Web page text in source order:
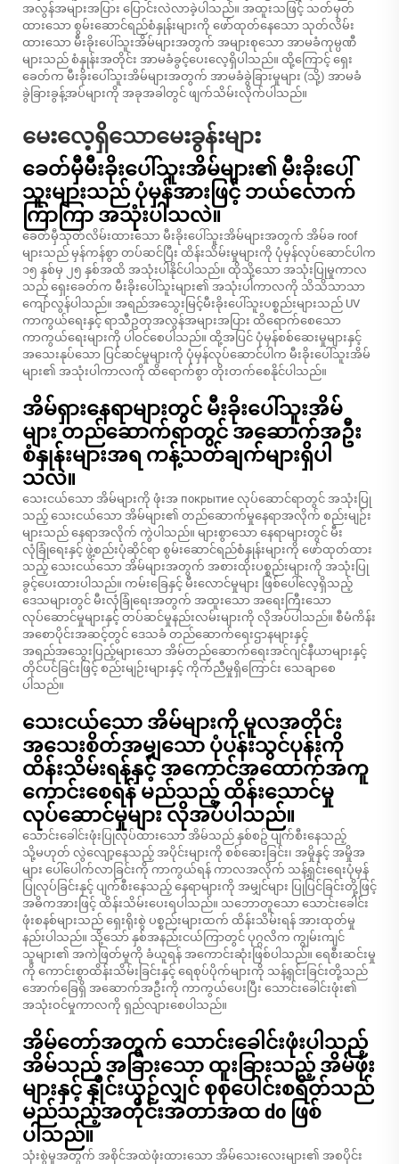
အလွန်အများအပြား ပြောင်းလဲလာခဲ့ပါသည်။ အထူးသဖြင့် သတ်မှတ်
ထားသော စွမ်းဆောင်ရည်စံနှုန်းများကို ဖော်ထုတ်နေသော သုတ်လိမ်း
ထားသော မီးခိုးပေါ်သူးအိမ်များအတွက် အများစုသော အာမခံကုမ္ပဏီ
များသည် စံနှုန်းအတိုင်း အာမခံခွင့်ပေးလေ့ရှိပါသည်။ ထို့ကြောင့် ရှေး
ခေတ်က မီးခိုးပေါ်သူးအိမ်များအတွက် အာမခံခွဲခြားမှုများ (သို့) အာမခံ
ခွဲခြားခွန့်အပ်များကို အခုအခါတွင် ဖျက်သိမ်းလိုက်ပါသည်။
မေးလေ့ရှိသောမေးခွန်းများ
ခေတ်မှီမီးခိုးပေါ်သူးအိမ်များ၏ မီးခိုးပေါ်
သူးများသည် ပုံမှန်အားဖြင့် ဘယ်လောက်
ကြာကြာ အသုံးပါသလဲ။
ခေတ်မှီသုတ်လိမ်းထားသော မီးခိုးပေါ်သူးအိမ်များအတွက် အိမ်ခ roof
များသည် မှန်ကန်စွာ တပ်ဆင်ပြီး ထိန်းသိမ်းမှုများကို ပုံမှန်လုပ်ဆောင်ပါက
၁၅ နှစ်မှ ၂၅ နှစ်အထိ အသုံးပါနိုင်ပါသည်။ ထိုသို့သော အသုံးပြုမှုကာလ
သည် ရှေးခေတ်က မီးခိုးပေါ်သူးများ၏ အသုံးပါကာလကို သိသိသာသာ
ကျော်လွန်ပါသည်။ အရည်အသွေးမြင့်မီးခိုးပေါ်သူးပစ္စည်းများသည် UV
ကာကွယ်ရေးနှင့် ရာသီဥတုအလွန်အများအပြား ထိရောက်စေသော
ကာကွယ်ရေးများကို ပါဝင်စေပါသည်။ ထို့အပြင် ပုံမှန်စစ်ဆေးမှုများနှင့်
အသေးနုပ်သော ပြင်ဆင်မှုများကို ပုံမှန်လုပ်ဆောင်ပါက မီးခိုးပေါ်သူးအိမ်
များ၏ အသုံးပါကာလကို ထိရောက်စွာ တိုးတက်စေနိုင်ပါသည်။
အိမ်ရှားနေရာများတွင် မီးခိုးပေါ်သူးအိမ်
များ တည်ဆောက်ရာတွင် အဆောက်အဦး
စံနှုန်းများအရ ကန့်သတ်ချက်များရှိပါ
သလဲ။
သေးငယ်သော အိမ်များကို ဖုံးအ покрытие လုပ်ဆောင်ရာတွင် အသုံးပြု
သည့် သေးငယ်သော အိမ်များ၏ တည်ဆောက်မှုနေရာအလိုက် စည်းမျဉ်း
များသည် နေရာအလိုက် ကွဲပါသည်။ များစွာသော နေရာများတွင် မီး
လုံခြုံရေးနှင့် ဖွဲ့စည်းပုံဆိုင်ရာ စွမ်းဆောင်ရည်စံနှုန်းများကို ဖော်ထုတ်ထား
သည့် သေးငယ်သော အိမ်များအတွက် အစားထိုးပစ္စည်းများကို အသုံးပြု
ခွင့်ပေးထားပါသည်။ ကမ်းခြေနှင့် မီးလောင်မှုများ ဖြစ်ပေါ်လေ့ရှိသည့်
ဒေသများတွင် မီးလုံခြုံရေးအတွက် အထူးသော အရေးကြီးသော
လုပ်ဆောင်မှုများနှင့် တပ်ဆင်မှုနည်းလမ်းများကို လိုအပ်ပါသည်။ စီမံကိန်း
အစောပိုင်းအဆင့်တွင် ဒေသခံ တည်ဆောက်ရေးဌာနများနှင့်
အရည်အသွေးပြည့်များသော အိမ်တည်ဆောက်ရေးအင်ဂျင်နီယာများနှင့်
တိုင်ပင်ခြင်းဖြင့် စည်းမျဉ်းများနှင့် ကိုက်ညီမှုရှိကြောင်း သေချာစေ
ပါသည်။
သေးငယ်သော အိမ်များကို မူလအတိုင်း
အသေးစိတ်အမျှသော ပုံပန်းသွင်ပုန်းကို
ထိန်းသိမ်းရန်နှင့် အကောင်အထောက်အကူ
ကောင်းစေရန် မည်သည့် ထိန်းသောင်မှု
လုပ်ဆောင်မှုများ လိုအပ်ပါသည်။
သောင်းခေါင်းဖုံးပြုလုပ်ထားသော အိမ်သည် နှစ်စဥ် ပျက်စီးနေသည့်
သို့မဟုတ် လွဲလျော့နေသည့် အပိုင်းများကို စစ်ဆေးခြင်း၊ အမှိုနှင့် အမှိုအ
များ ပေါ်ပေါက်လာခြင်းကို ကာကွယ်ရန် ကာလအလိုက် သန့်ရှင်းရေးပုံမှန်
ပြုလုပ်ခြင်းနှင့် ပျက်စီးနေသည့် နေရာများကို အမျှင်များ ပြုပြင်ခြင်းတို့ဖြင့်
အဓိကအားဖြင့် ထိန်းသိမ်းပေးရပါသည်။ သဘောတူသော သောင်းခေါင်း
ဖုံးစနစ်များသည် ရှေးရိုးစွဲ ပစ္စည်းများထက် ထိန်းသိမ်းရန် အားထုတ်မှု
နည်းပါသည်။ သို့သော် နှစ်အနည်းငယ်ကြာတွင် ပုဂ္ဂလိက ကျွမ်းကျင်
သူများ၏ အကဲဖြတ်မှုကို ခံယူရန် အကောင်းဆုံးဖြစ်ပါသည်။ ရေစီးဆင်းမှု
ကို ကောင်းစွာထိန်းသိမ်းခြင်းနှင့် ရေစုပ်ပိုက်များကို သန့်ရှင်းခြင်းတို့သည်
အောက်ခြေရှိ အဆောက်အဦးကို ကာကွယ်ပေးပြီး သောင်းခေါင်းဖုံး၏
အသုံးဝင်မှုကာလကို ရှည်လျားစေပါသည်။
အိမ်တော်အတွက် သောင်းခေါင်းဖုံးပါသည့်
အိမ်သည် အခြားသော ထူးခြားသည့် အိမ်ဖုံး
များနှင့် နှိုင်းယှဉ်လျှင် စုစုပေါင်းစရိတ်သည်
မည်သည့်အတိုင်းအတာအထ do ဖြစ်
ပါသည်။
သုံးစွဲမှုအတွက် အစိုင်အထဲဖုံးထားသော အိမ်သေးလေးများ၏ အစပိုင်း